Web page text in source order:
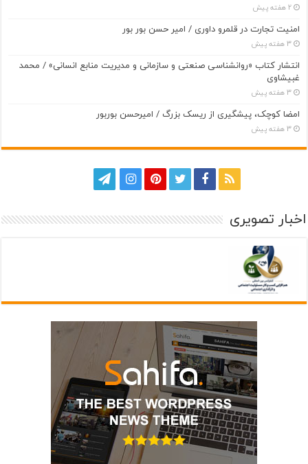
2 هفته پیش
امنیت تجارت در قلمرو داوری / امیر حسن بور بور
3 هفته پیش
انتشار کتاب «روانشناسی صنعتی و سازمانی و مدیریت منابع انسانی» / محمد
غبیشاوی
3 هفته پیش
امضا کوچک، پیشگیری از ریسک بزرگ / امیرحسن بوربور
3 هفته پیش
اخبار تصویری